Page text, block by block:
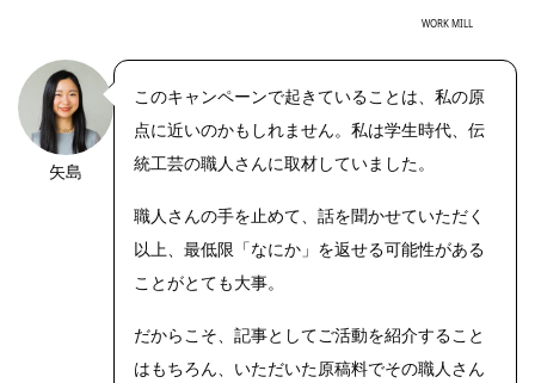
WORK MILL
矢島
このキャンペーンで起きていることは、私の原
点に近いのかもしれません。私は学生時代、伝
統工芸の職人さんに取材していました。
職人さんの手を止めて、話を聞かせていただく
以上、最低限「なにか」を返せる可能性がある
ことがとても大事。
だからこそ、記事としてご活動を紹介すること
はもちろん、いただいた原稿料でその職人さん